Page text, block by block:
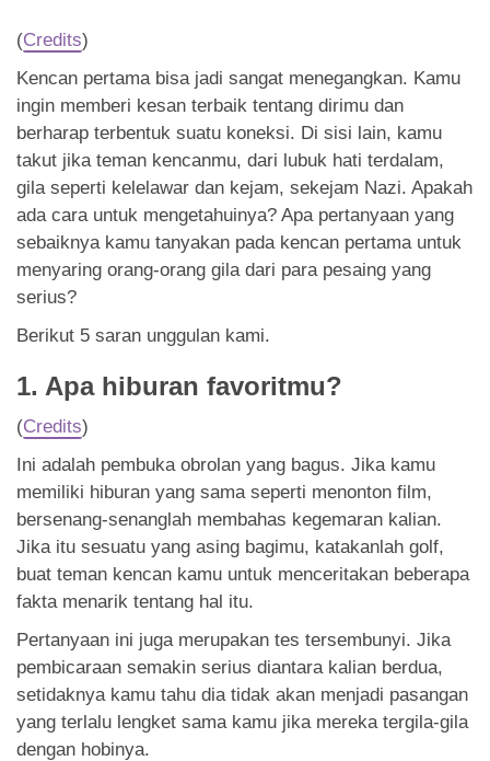
Tips Kencan
App
Hubungi Kami
(Credits)
Kencan pertama bisa jadi sangat menegangkan. Kamu
ingin memberi kesan terbaik tentang dirimu dan
berharap terbentuk suatu koneksi. Di sisi lain, kamu
takut jika teman kencanmu, dari lubuk hati terdalam,
gila seperti kelelawar dan kejam, sekejam Nazi. Apakah
ada cara untuk mengetahuinya? Apa pertanyaan yang
sebaiknya kamu tanyakan pada kencan pertama untuk
menyaring orang-orang gila dari para pesaing yang
serius?
Berikut 5 saran unggulan kami.
1. Apa hiburan favoritmu?
(Credits)
Ini adalah pembuka obrolan yang bagus. Jika kamu
memiliki hiburan yang sama seperti menonton film,
bersenang-senanglah membahas kegemaran kalian.
Jika itu sesuatu yang asing bagimu, katakanlah golf,
buat teman kencan kamu untuk menceritakan beberapa
fakta menarik tentang hal itu.
Pertanyaan ini juga merupakan tes tersembunyi. Jika
pembicaraan semakin serius diantara kalian berdua,
setidaknya kamu tahu dia tidak akan menjadi pasangan
yang terlalu lengket sama kamu jika mereka tergila-gila
dengan hobinya.